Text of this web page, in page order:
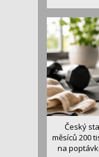
Český
měsíců 200
na